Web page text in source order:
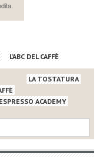
L’ABC DEL CAFFÈ
LA TOSTATURA
ACADEMY